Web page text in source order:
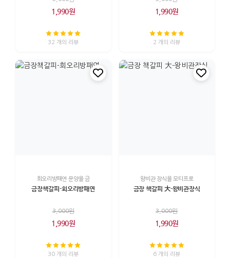
1,990원
32 개의 리뷰
1,990원
2 개의 리뷰
회오리방패연 문양을 금
금장책갈피-회오리방패연
3,000원
1,990원
30 개의 리뷰
왕비관 장식을 모티프로
금장 책갈피 大-왕비관장식
3,000원
1,990원
6 개의 리뷰